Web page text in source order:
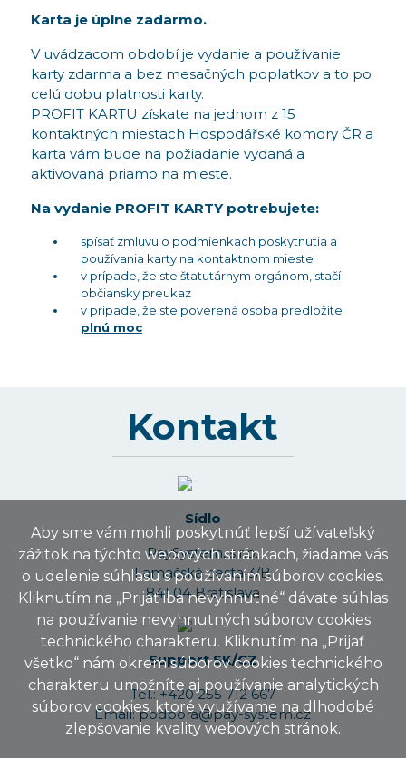
Karta je úplne zadarmo.
V uvádzacom období je vydanie a používanie
karty zdarma a bez mesačných poplatkov a to po
celú dobu platnosti karty.
PROFIT KARTU získate na jednom z 15
kontaktných miestach Hospodářské komory ČR a
karta vám bude na požiadanie vydaná a
aktivovaná priamo na mieste.
Na vydanie PROFIT KARTY potrebujete:
spísať zmluvu o podmienkach poskytnutia a
používania karty na kontaktnom mieste
v prípade, že ste štatutárnym orgánom, stačí
občiansky preukaz
v prípade, že ste poverená osoba predložíte
plnú moc
Kontakt
Sídlo
PaySystem, s.r.o.
Lamačská cesta 3/B
841 04 Bratislava
Support SK/CZ
Tel.: +420 255 712 667
Email: podpora@pay-system.cz
Aby sme vám mohli poskytnúť lepší užívateľský
zážitok na týchto webových stránkach, žiadame vás
o udelenie súhlasu s používaním súborov cookies.
Kliknutím na „Prijať iba nevyhnutné“ dávate súhlas
na používanie nevyhnutných súborov cookies
technického charakteru. Kliknutím na „Prijať
všetko“ nám okrem súborov cookies technického
charakteru umožníte aj používanie analytických
súborov cookies, ktoré využívame na dlhodobé
zlepšovanie kvality webových stránok.